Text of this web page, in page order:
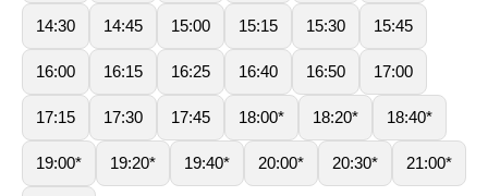
14:30 14:45 15:00 15:15 15:30 15:45
16:00 16:15 16:25 16:40 16:50 17:00
17:15 17:30 17:45 18:00* 18:20* 18:40*
19:00* 19:20* 19:40* 20:00* 20:30* 21:00*